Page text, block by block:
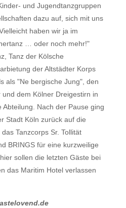
und Jugendtanzgruppen
dazu auf, sich mit uns
haben wir ja im
… oder noch mehr!"
Tanz der Kölsche
der Altstädter Korps
als "Ne bergische Jung", den
dem Kölner Dreigestirn in
Nach der Pause ging
Stadt Köln zurück auf die
Tanzcorps Sr. Tollität
BRINGS für eine kurzweilige
sollen die letzten Gäste bei
das Maritim Hotel verlassen